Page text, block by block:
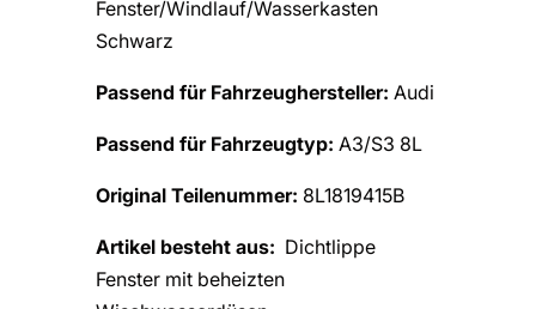
Fenster/Windlauf/Wasserkasten
Schwarz
Passend für Fahrzeughersteller: Audi
Passend für Fahrzeugtyp: A3/S3 8L
Original Teilenummer: 8L1819415B
Artikel besteht aus: Dichtlippe
Fenster mit beheizten